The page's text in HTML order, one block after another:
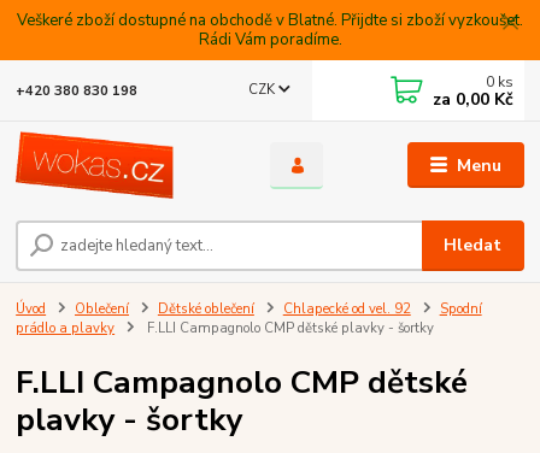
Veškeré zboží dostupné na obchodě v Blatné. Přijdte si zboží vyzkoušet.
Rádi Vám poradíme.
Menu
CZK
Hledat
+420 380 830 198 0 ks
za 0,00 Kč
Úvod Oblečení Dětské oblečení Chlapecké od vel. 92
Spodní
prádlo a plavky
F.LLI Campagnolo CMP dětské plavky - šortky
F.LLI Campagnolo CMP dětské
plavky - šortky